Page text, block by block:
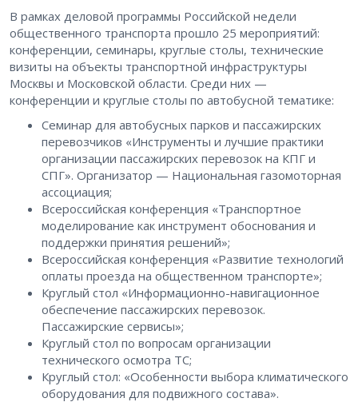
В рамках деловой программы Российской недели
общественного транспорта прошло 25 мероприятий:
конференции, семинары, круглые столы, технические
визиты на объекты транспортной инфраструктуры
Москвы и Московской области. Среди них —
конференции и круглые столы по автобусной тематике:
Семинар для автобусных парков и пассажирских
перевозчиков «Инструменты и лучшие практики
организации пассажирских перевозок на КПГ и
СПГ». Организатор — Национальная газомоторная
ассоциация;
Всероссийская конференция «Транспортное
моделирование как инструмент обоснования и
поддержки принятия решений»;
Всероссийская конференция «Развитие технологий
оплаты проезда на общественном транспорте»;
Круглый стол «Информационно-навигационное
обеспечение пассажирских перевозок.
Пассажирские сервисы»;
Круглый стол по вопросам организации
технического осмотра ТС;
Круглый стол: «Особенности выбора климатического
оборудования для подвижного состава».